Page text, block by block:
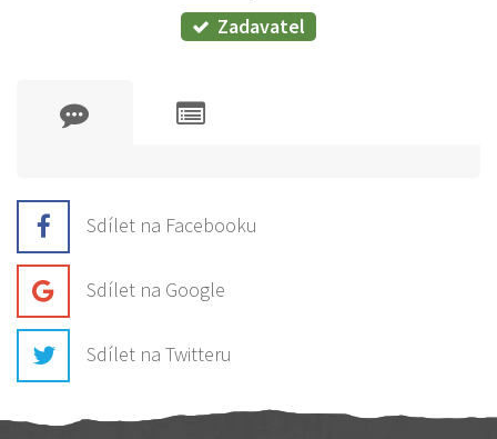
Zadavatel
Sdílet na Facebooku
Sdílet na Google
Sdílet na Twitteru